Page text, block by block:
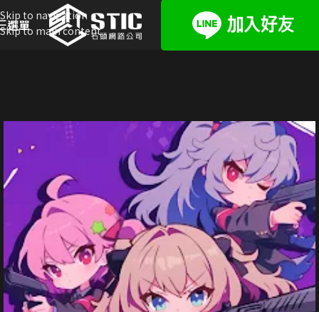
Skip to navigation
Skip to main content
選單